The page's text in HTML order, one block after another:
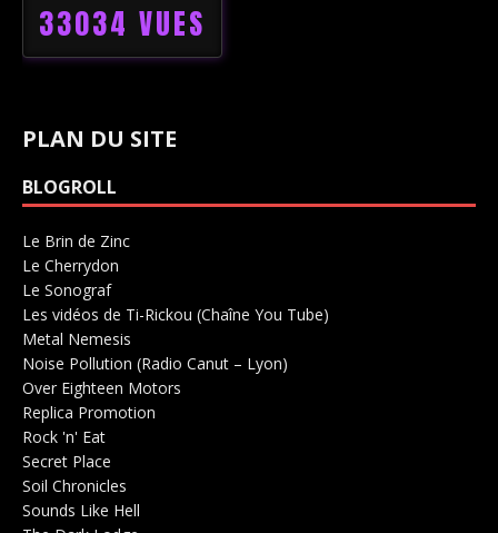
33034 VUES
PLAN DU SITE
BLOGROLL
Le Brin de Zinc
Le Cherrydon
Le SonografSalle de concerts 0
Les vidéos de Ti-Rickou (Chaîne You Tube)
Metal Nemesis
Noise Pollution (Radio Canut – Lyon)
Over Eighteen Motors
Replica Promotion
Rock 'n' Eat
Secret Place
Soil Chronicles
Sounds Like Hell